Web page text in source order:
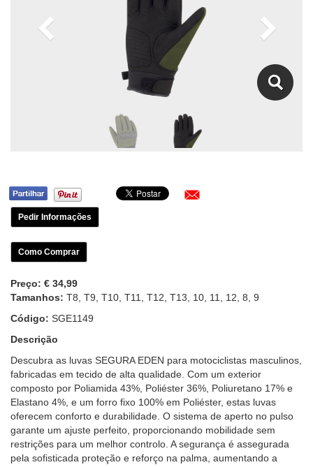
Pedir Informações
Como Comprar
Preço: € 34,99
Tamanhos: T8, T9, T10, T11, T12, T13, 10, 11, 12, 8, 9
Código: SGE1149
Descrição
Descubra as luvas SEGURA EDEN para motociclistas masculinos,
fabricadas em tecido de alta qualidade. Com um exterior
composto por Poliamida 43%, Poliéster 36%, Poliuretano 17% e
Elastano 4%, e um forro fixo 100% em Poliéster, estas luvas
oferecem conforto e durabilidade. O sistema de aperto no pulso
garante um ajuste perfeito, proporcionando mobilidade sem
restrições para um melhor controlo. A segurança é assegurada
pela sofisticada proteção e reforço na palma, aumentando a